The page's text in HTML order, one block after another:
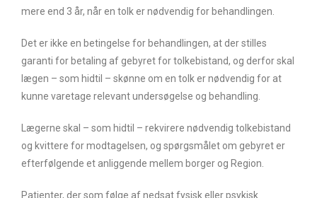
mere end 3 år, når en tolk er nødvendig for behandlingen.
Det er ikke en betingelse for behandlingen, at der stilles
garanti for betaling af gebyret for tolkebistand, og derfor skal
lægen – som hidtil – skønne om en tolk er nødvendig for at
kunne varetage relevant undersøgelse og behandling.
Lægerne skal – som hidtil – rekvirere nødvendig tolkebistand
og kvittere for modtagelsen, og spørgsmålet om gebyret er
efterfølgende et anliggende mellem borger og Region.
Patienter, der som følge af nedsat fysisk eller psykisk